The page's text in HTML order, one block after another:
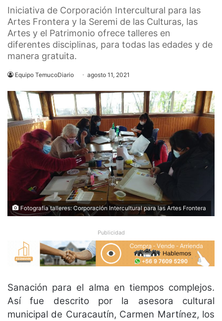
Iniciativa de Corporación Intercultural para las
Artes Frontera y la Seremi de las Culturas, las
Artes y el Patrimonio ofrece talleres en
diferentes disciplinas, para todas las edades y de
manera gratuita.
Equipo TemucoDiario agosto 11, 2021
Fotografía talleres: Corporación Intercultural para las Artes Frontera
Publicidad
Sanación para el alma en tiempos complejos.
Así fue descrito por la asesora cultural
municipal de Curacautín, Carmen Martínez, los